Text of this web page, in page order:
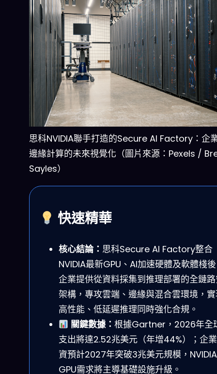
思科NVIDIA聯手打造的Secure AI Factory：企
邊緣計算的未來視覺化（圖片來源：Pexels /
Sayles）
快速精華
核心結論： 思科Secure AI Factory整合
NVIDIA最新GPU、AI加速硬體及軟體棧
企業提供從資料採集到推理部署的全鏈
架構，專攻雲端、邊緣與混合雲環境，
高性能、低延遲推理同時強化合規。
關鍵數據： 根據Gartner，2026年全
支出將達2.52兆美元（年增44%）；企
資預計2027年突破3兆美元規模，NVIDIA
GPU需求將主導基礎設施升級。